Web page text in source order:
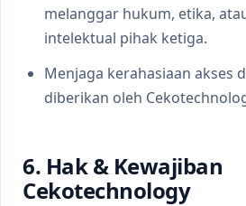
melanggar hukum, etika,
intelektual pihak ketiga.
Menjaga kerahasiaan akses
diberikan oleh
6. Hak & Kewajiban
Cekotechnology